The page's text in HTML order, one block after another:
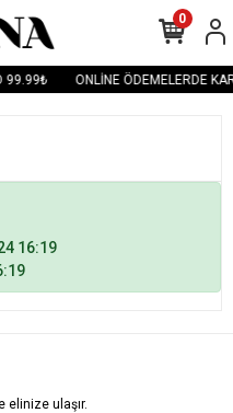
99.99₺ ONLİNE ÖDEMELERDE
0
16:19
elinize ulaşır.